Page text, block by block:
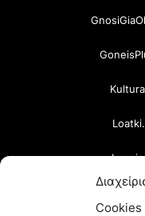
Cookies